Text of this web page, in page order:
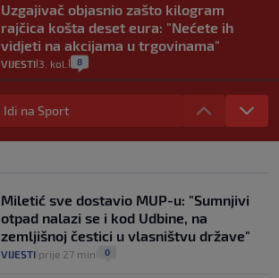
Uzgajivač objasnio zašto kilogram
rajčica košta deset eura: "Nećete ih
vidjeti na akcijama u trgovinama"
VIJESTI 3. kol. 8
Selidba je jedno od stresnijih iskustava.
Evo aktualnih cijena i nekoliko savjeta
0
automobilom na Hvar iz Zagreba, a
koliko iz Osijeka
VIJESTI 2. kol. 14
Idi na Sport
Miletić sve dostavio MUP-u: "Sumnjivi
otpad nalazi se i kod Udbine, na
zemljišnoj čestici u vlasništvu države"
VIJESTI prije 27 min 0